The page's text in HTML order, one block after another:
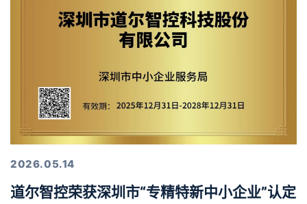
2026.05.14
道尔智控荣获深圳市“专精特新中小企业”认定